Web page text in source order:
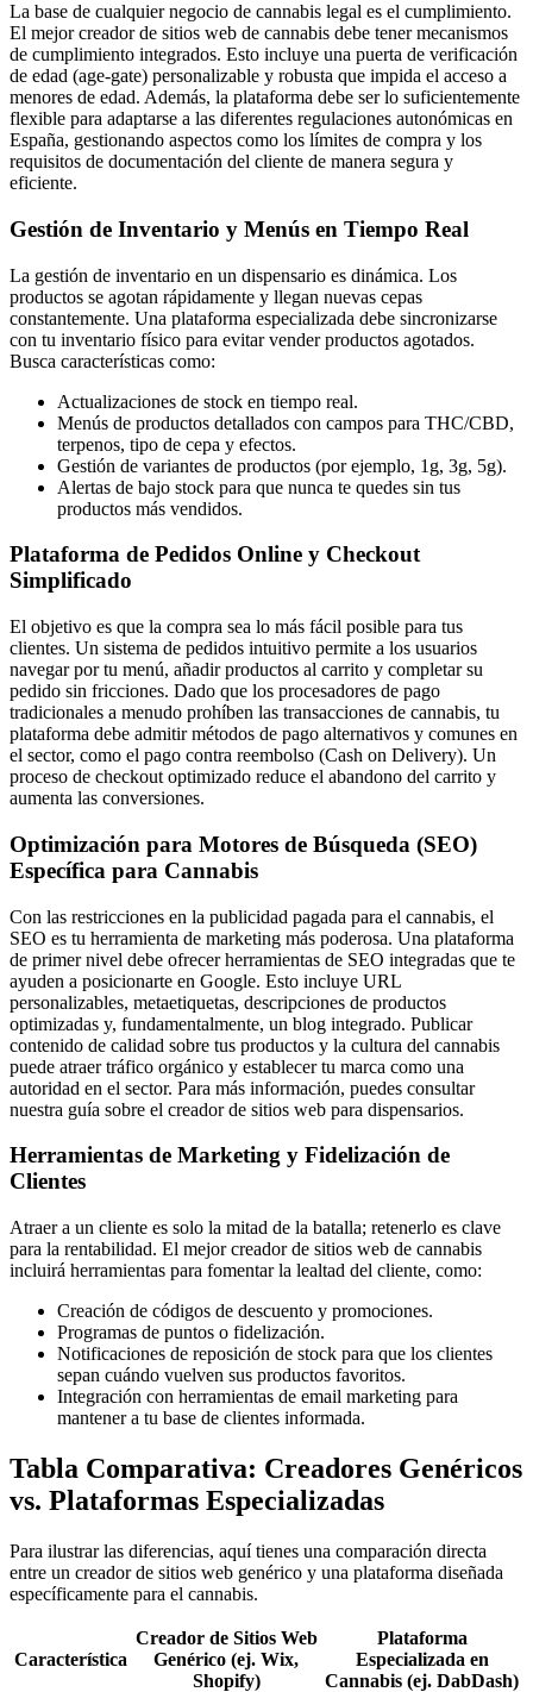
La base de cualquier negocio de cannabis legal es el cumplimiento.
El mejor creador de sitios web de cannabis debe tener mecanismos
de cumplimiento integrados. Esto incluye una puerta de verificación
de edad (age-gate) personalizable y robusta que impida el acceso a
menores de edad. Además, la plataforma debe ser lo suficientemente
flexible para adaptarse a las diferentes regulaciones autonómicas en
España, gestionando aspectos como los límites de compra y los
requisitos de documentación del cliente de manera segura y
eficiente.
Gestión de Inventario y Menús en Tiempo Real
La gestión de inventario en un dispensario es dinámica. Los
productos se agotan rápidamente y llegan nuevas cepas
constantemente. Una plataforma especializada debe sincronizarse
con tu inventario físico para evitar vender productos agotados.
Busca características como:
Actualizaciones de stock en tiempo real.
Menús de productos detallados con campos para THC/CBD,
terpenos, tipo de cepa y efectos.
Gestión de variantes de productos (por ejemplo, 1g, 3g, 5g).
Alertas de bajo stock para que nunca te quedes sin tus
productos más vendidos.
Plataforma de Pedidos Online y Checkout
Simplificado
El objetivo es que la compra sea lo más fácil posible para tus
clientes. Un sistema de pedidos intuitivo permite a los usuarios
navegar por tu menú, añadir productos al carrito y completar su
pedido sin fricciones. Dado que los procesadores de pago
tradicionales a menudo prohíben las transacciones de cannabis, tu
plataforma debe admitir métodos de pago alternativos y comunes en
el sector, como el pago contra reembolso (Cash on Delivery). Un
proceso de checkout optimizado reduce el abandono del carrito y
aumenta las conversiones.
Optimización para Motores de Búsqueda (SEO)
Específica para Cannabis
Con las restricciones en la publicidad pagada para el cannabis, el
SEO es tu herramienta de marketing más poderosa. Una plataforma
de primer nivel debe ofrecer herramientas de SEO integradas que te
ayuden a posicionarte en Google. Esto incluye URL
personalizables, metaetiquetas, descripciones de productos
optimizadas y, fundamentalmente, un blog integrado. Publicar
contenido de calidad sobre tus productos y la cultura del cannabis
puede atraer tráfico orgánico y establecer tu marca como una
autoridad en el sector. Para más información, puedes consultar
nuestra guía sobre el creador de sitios web para dispensarios.
Herramientas de Marketing y Fidelización de
Clientes
Atraer a un cliente es solo la mitad de la batalla; retenerlo es clave
para la rentabilidad. El mejor creador de sitios web de cannabis
incluirá herramientas para fomentar la lealtad del cliente, como:
Creación de códigos de descuento y promociones.
Programas de puntos o fidelización.
Notificaciones de reposición de stock para que los clientes
sepan cuándo vuelven sus productos favoritos.
Integración con herramientas de email marketing para
mantener a tu base de clientes informada.
Tabla Comparativa: Creadores Genéricos
vs. Plataformas Especializadas
Para ilustrar las diferencias, aquí tienes una comparación directa
entre un creador de sitios web genérico y una plataforma diseñada
específicamente para el cannabis.
Característica
Creador de Sitios Web
Genérico (ej. Wix,
Shopify)
Plataforma
Especializada en
Cannabis (ej. DabDash)